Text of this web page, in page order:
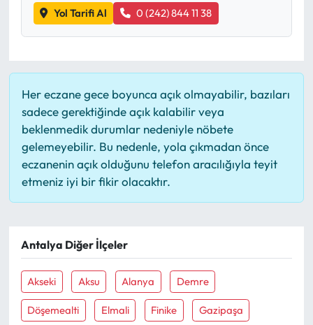
Yol Tarifi Al 0 (242) 844 11 38
Her eczane gece boyunca açık olmayabilir, bazıları
sadece gerektiğinde açık kalabilir veya
beklenmedik durumlar nedeniyle nöbete
gelemeyebilir. Bu nedenle, yola çıkmadan önce
eczanenin açık olduğunu telefon aracılığıyla teyit
etmeniz iyi bir fikir olacaktır.
Antalya Diğer İlçeler
Akseki Aksu Alanya Demre
Döşemealti Elmali Finike Gazipaşa